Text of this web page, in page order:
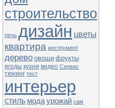
строительство
печь дизайн цветы
квартира инструмент
дерево овощи фрукты
ягоды кухня видео Сервис
тюнинг тест
интерьер
стиль модаурожай сам